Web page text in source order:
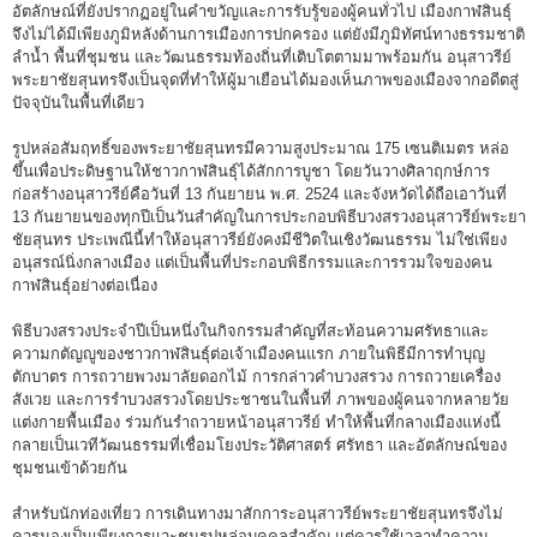
อัตลักษณ์ที่ยังปรากฏอยู่ในคำขวัญและการรับรู้ของผู้คนทั่วไป เมืองกาฬสินธุ์
จึงไม่ได้มีเพียงภูมิหลังด้านการเมืองการปกครอง แต่ยังมีภูมิทัศน์ทางธรรมชาติ
ลำน้ำ พื้นที่ชุมชน และวัฒนธรรมท้องถิ่นที่เติบโตตามมาพร้อมกัน อนุสาวรีย์
พระยาชัยสุนทรจึงเป็นจุดที่ทำให้ผู้มาเยือนได้มองเห็นภาพของเมืองจากอดีตสู่
ปัจจุบันในพื้นที่เดียว
รูปหล่อสัมฤทธิ์ของพระยาชัยสุนทรมีความสูงประมาณ 175 เซนติเมตร หล่อ
ขึ้นเพื่อประดิษฐานให้ชาวกาฬสินธุ์ได้สักการบูชา โดยวันวางศิลาฤกษ์การ
ก่อสร้างอนุสาวรีย์คือวันที่ 13 กันยายน พ.ศ. 2524 และจังหวัดได้ถือเอาวันที่
13 กันยายนของทุกปีเป็นวันสำคัญในการประกอบพิธีบวงสรวงอนุสาวรีย์พระยา
ชัยสุนทร ประเพณีนี้ทำให้อนุสาวรีย์ยังคงมีชีวิตในเชิงวัฒนธรรม ไม่ใช่เพียง
อนุสรณ์นิ่งกลางเมือง แต่เป็นพื้นที่ประกอบพิธีกรรมและการรวมใจของคน
กาฬสินธุ์อย่างต่อเนื่อง
พิธีบวงสรวงประจำปีเป็นหนึ่งในกิจกรรมสำคัญที่สะท้อนความศรัทธาและ
ความกตัญญูของชาวกาฬสินธุ์ต่อเจ้าเมืองคนแรก ภายในพิธีมีการทำบุญ
ตักบาตร การถวายพวงมาลัยดอกไม้ การกล่าวคำบวงสรวง การถวายเครื่อง
สังเวย และการรำบวงสรวงโดยประชาชนในพื้นที่ ภาพของผู้คนจากหลายวัย
แต่งกายพื้นเมือง ร่วมกันรำถวายหน้าอนุสาวรีย์ ทำให้พื้นที่กลางเมืองแห่งนี้
กลายเป็นเวทีวัฒนธรรมที่เชื่อมโยงประวัติศาสตร์ ศรัทธา และอัตลักษณ์ของ
ชุมชนเข้าด้วยกัน
สำหรับนักท่องเที่ยว การเดินทางมาสักการะอนุสาวรีย์พระยาชัยสุนทรจึงไม่